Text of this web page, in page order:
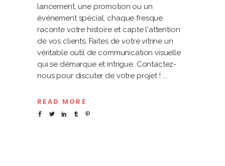
lancement, une promotion ou un
événement spécial, chaque fresque
raconte votre histoire et capte l'attention
de vos clients. Faites de votre vitrine un
véritable outil de communication visuelle
qui se démarque et intrigue. Contactez-
nous pour discuter de votre projet !
READ MORE